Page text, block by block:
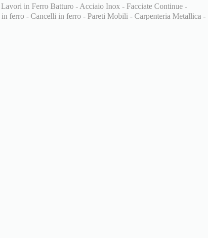
in Ferro Batturo - Acciaio Inox - Facciate Continue -
ferro - Cancelli in ferro - Pareti Mobili - Carpenteria Metallica -